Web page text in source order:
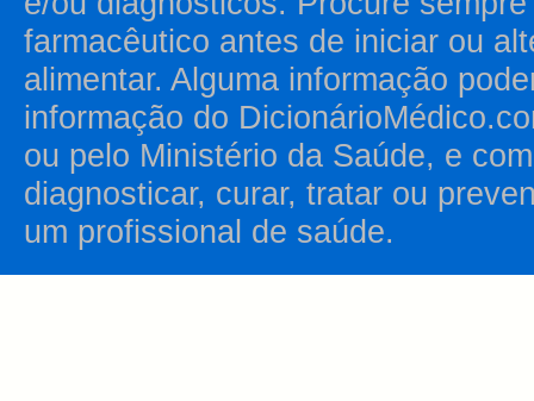
farmacêutico antes de iniciar ou
alimentar. Alguma informação
informação do
ou pelo Ministério da Saúde, e
diagnosticar, curar, tratar ou
um profissional de saúde.